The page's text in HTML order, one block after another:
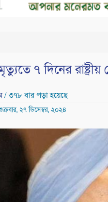
৭ দিনের
/ ৩৭৮ বার পড়া হয়েছে
২৭ ডিসেম্বর, ২০২৪